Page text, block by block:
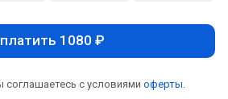
1080 ₽
с условиями оферты